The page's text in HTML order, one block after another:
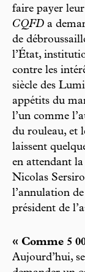
faire payer
CQFD a
de
l’État,
contre les
siècle des
appétits du
l’un comme
du rouleau, et
laissent
en attendant
Nicolas
l’annulation
président de
« Comme 5
Aujourd’hui,